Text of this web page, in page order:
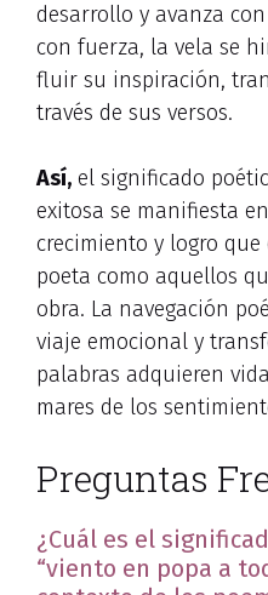
desarrollo y avanza
con fuerza, la vela se
fluir su inspiración,
través de sus versos.
Así, el significado
exitosa se manifiesta
crecimiento y logro
poeta como aquellos
obra. La navegación
viaje emocional y
palabras adquieren
mares de los
Preguntas
¿Cuál es el
“viento en popa a